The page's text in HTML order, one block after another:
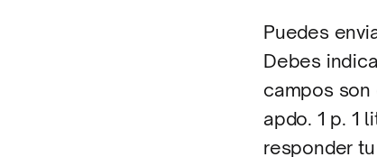
Puedes
Debes
campos son
apdo. 1 p. 1
responder